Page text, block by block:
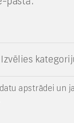
Izvēlies
apstrādei un